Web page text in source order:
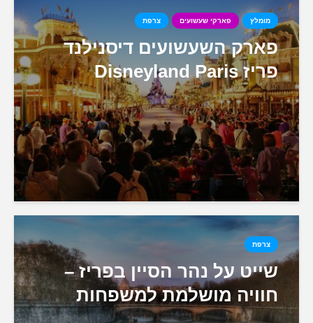
מומלץ פארקי שעשועים צרפת
פארק השעשועים דיסנילנד
פריז Disneyland Paris
צרפת
שייט על נהר הסיין בפריז –
חוויה מושלמת למשפחות